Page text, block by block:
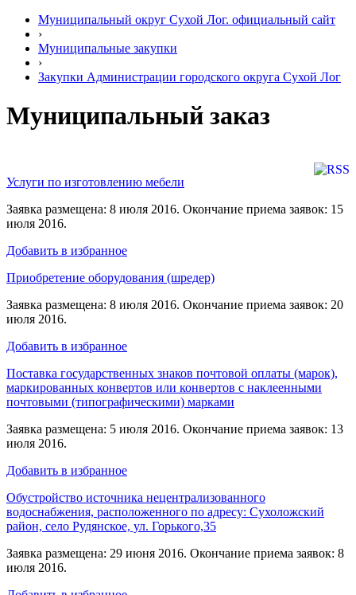
Муниципальный округ Сухой Лог. официальный сайт
›
Муниципальные закупки
›
Закупки Администрации городского округа Сухой Лог
Муниципальный заказ
Услуги по изготовлению мебели
Заявка размещена: 8 июля 2016. Окончание приема заявок: 15
июля 2016.
Добавить в избранное
Приобретение оборудования (шредер)
Заявка размещена: 8 июля 2016. Окончание приема заявок: 20
июля 2016.
Добавить в избранное
Поставка государственных знаков почтовой оплаты (марок),
маркированных конвертов или конвертов с наклеенными
почтовыми (типографическими) марками
Заявка размещена: 5 июля 2016. Окончание приема заявок: 13
июля 2016.
Добавить в избранное
Обустройство источника нецентрализованного
водоснабжения, расположенного по адресу: Сухоложский
район, село Рудянское, ул. Горького,35
Заявка размещена: 29 июня 2016. Окончание приема заявок: 8
июля 2016.